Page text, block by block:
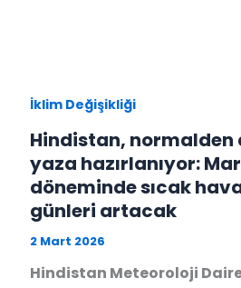
İklim Değişikliği
Hindistan, normalden
yaza hazırlanıyor:
döneminde sıcak
günleri artacak
2 Mart 2026
Hindistan Meteoroloji